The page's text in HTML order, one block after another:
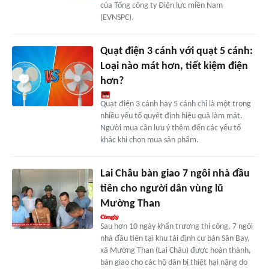
của Tổng công ty Điện lực miền Nam
(EVNSPC).
Quạt điện 3 cánh với quạt 5 cánh:
Loại nào mát hơn, tiết kiệm điện
hơn?
Quạt điện 3 cánh hay 5 cánh chỉ là một trong
nhiều yếu tố quyết định hiệu quả làm mát.
Người mua cần lưu ý thêm đến các yếu tố
khác khi chọn mua sản phẩm.
Lai Châu bàn giao 7 ngôi nhà đầu
tiên cho người dân vùng lũ
Mường Than
Sau hơn 10 ngày khẩn trương thi công, 7 ngôi
nhà đầu tiên tại khu tái định cư bản Sân Bay,
xã Mường Than (Lai Châu) được hoàn thành,
bàn giao cho các hộ dân bị thiệt hại nặng do